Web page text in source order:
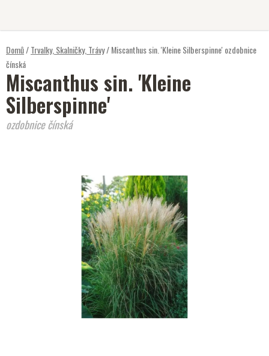
Domů/Trvalky, Skalničky, Trávy/Miscanthus sin. 'Kleine Silberspinne'ozdobnice
čínská
Miscanthus sin. 'Kleine
Silberspinne'
ozdobnice čínská